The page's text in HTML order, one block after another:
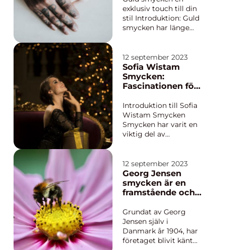
exklusiv touch till din
stil Introduktion: Guld
smycken har länge
Denna ädelmetall har
fascinerat människor
över hela världen och
har använts för att
konstverk som vi bär
på våra kroppa...
12 september 2023
Sofia Wistam
Smycken:
Fascinationen för
Accessoarer
Introduktion till Sofia
Wistam Smycken
Smycken har varit en
viktig del av
De uttrycker
personlighet, mode
och status. Ett
smycke kan vara det
över i:et och lyfter en
hel outfit. En av de
int...
12 september 2023
Georg Jensen
smycken är en
framstående och
smyckestillverkar
e som har en lång
och framgångsrik
historia
Grundat av Georg
Jensen själv i
Danmark år 1904, har
företaget blivit känt